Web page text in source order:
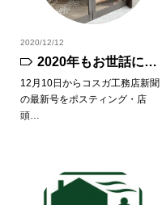
2020/12/12
2020年もお世話にな
りました。
12月10日からコスガ工務店新聞
の最新号をポスティング・店
頭…